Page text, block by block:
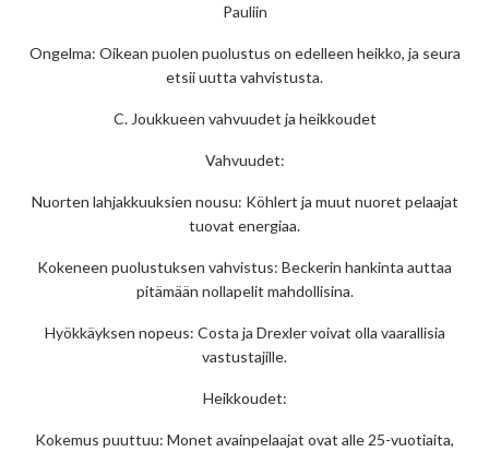
Pauliin
Ongelma: Oikean puolen puolustus on edelleen heikko, ja seura
etsii uutta vahvistusta.
C. Joukkueen vahvuudet ja heikkoudet
Vahvuudet:
Nuorten lahjakkuuksien nousu: Köhlert ja muut nuoret pelaajat
tuovat energiaa.
Kokeneen puolustuksen vahvistus: Beckerin hankinta auttaa
pitämään nollapelit mahdollisina.
Hyökkäyksen nopeus: Costa ja Drexler voivat olla vaarallisia
vastustajille.
Heikkoudet:
Kokemus puuttuu: Monet avainpelaajat ovat alle 25-vuotiaita,